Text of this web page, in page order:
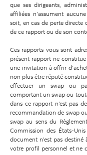
que ses dirigeants,
affiliées n’assument
soit, en cas de perte directe
de ce rapport ou de son
Ces rapports vous sont
présent rapport ne
une invitation à offrir
non plus être réputé
effectuer un swap ou
comportant un swap ou
dans ce rapport n’est pas
recommandation de swap
swap au sens du
Commission des États-
document n’est pas
votre profil personnel et ne